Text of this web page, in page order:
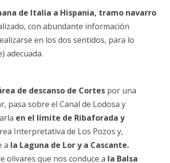
de Italia a Hispania, tramo navarro
con abundante información
en los dos sentidos, para lo
adecuada.
de descanso de Cortes por una
pasa sobre el Canal de Lodosa y
en el límite de Ribaforada y
Interpretativa de Los Pozos y,
a la Laguna de Lor y a Cascante.
olivares que nos conduce a la Balsa